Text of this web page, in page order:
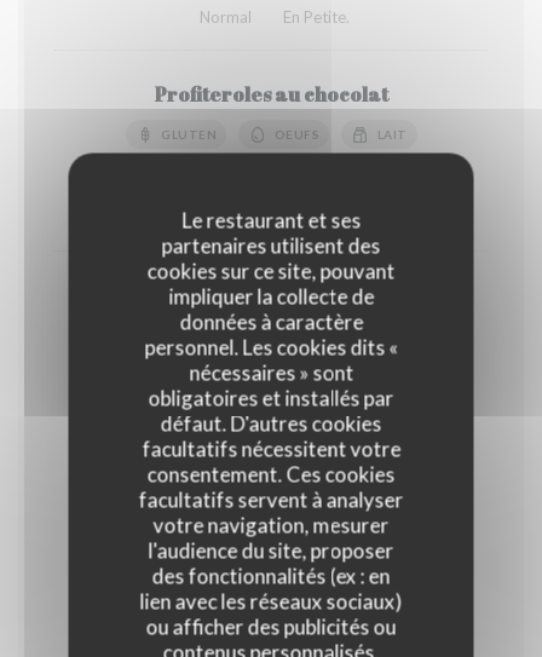
Le restaurant et ses
partenaires utilisent des
cookies sur ce site, pouvant
impliquer la collecte de
données à caractère
personnel. Les cookies dits «
nécessaires » sont
obligatoires et installés par
défaut. D'autres cookies
facultatifs nécessitent votre
consentement. Ces cookies
facultatifs servent à analyser
votre navigation, mesurer
l'audience du site, proposer
des fonctionnalités (ex : en
lien avec les réseaux sociaux)
ou afficher des publicités ou
Normal En Petite.
Profiteroles au chocolat
GLUTEN OEUFS LAIT
10,50 EUR 14,00 EUR
Coupe de fruits rouges
18,00 EUR
Normal
Glaces et sorbets
Parfum glaces : Vanille, Chocolat noir, Café, ,Pistache
Parfum sorbets : Framboise, abricot, citron jaune,
verveine
Glaces et sorbets "Maison"
Glaces : Vanille, Café, Chocolat Sorbets : Citron vert,
Mangue, Abricot, Framboise, Noix de coco